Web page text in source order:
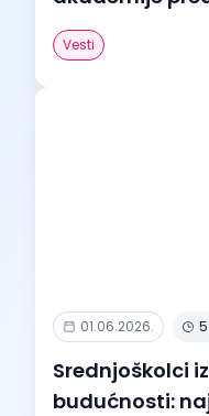
Vesti
01.06.2026.
Srednjoškolci
budućnosti: